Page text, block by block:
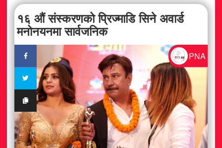
सामाजिक
शन्ती / सुरक्षा
विचार / विमर्श
अटोमोबाइल
आर्थिक
१६ औं संस्करणको प्रिज्माडि सिने अवार्ड
मनोनयनमा सार्वजनिक
PNA